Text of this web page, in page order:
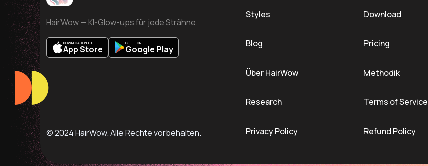
HairWow — KI-Glow-ups für jede Strähne.
DOWNLOAD ON THE
App Store
GET IT ON
Google Play
Styles Download
Blog Pricing
Über HairWow Methodik
Research Terms of Service
Privacy Policy Refund Policy
© 2024 HairWow. Alle Rechte vorbehalten.